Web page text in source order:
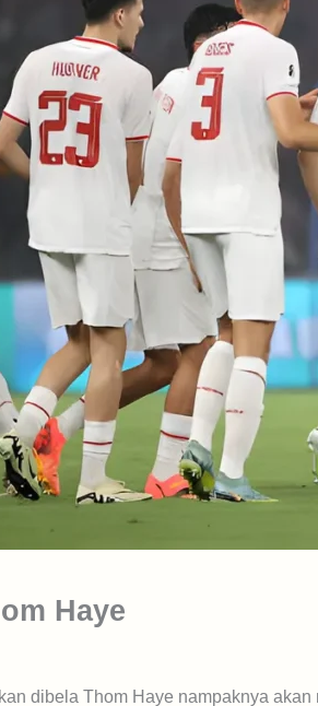
Haye
dibela Thom Haye nampaknya